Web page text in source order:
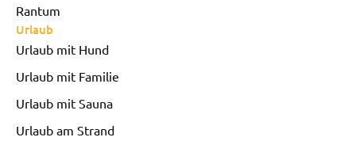
Rantum
Urlaub
Urlaub mit Hund
Urlaub mit Familie
Urlaub mit Sauna
Urlaub am Strand